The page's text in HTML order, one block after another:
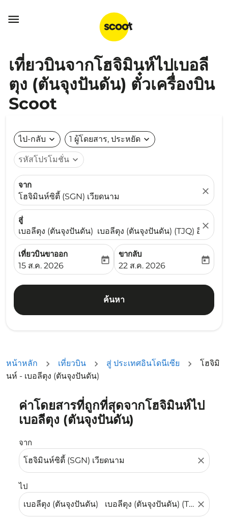

เที่ยวบินจากโฮจิมินห์ไปเบอลี
ตุง (ตันจุงปันดัน) ตั๋วเครื่องบิน
Scoot
ไป-กลับ expand_more 1 ผู้โดยสาร, ประหยัด expand_more
รหัสโปรโมชั่น expand_more
จาก
โฮจิมินห์ซิตี้ (SGN) เวียดนาม
close
สู่
เบอลีตุง (ตันจุงปันดัน) เบอลีตุง (ตันจุงปันดัน) (TJQ) อินโดนีเ
close
เที่ยวบินขาออก
fc-booking-departure-date-aria-label
15 ส.ค. 2026
today
ขากลับ
fc-booking-return-date-
22 ส.ค. 2026
today
ค้นหา
หน้าหลัก เที่ยวบิน สู่ ประเทศอินโดนีเซีย
โฮจิมิ
นห์ - เบอลีตุง (ตันจุงปันดัน)
ค่าโดยสารที่ถูกที่สุดจากโฮจิมินห์ไป
เบอลีตุง (ตันจุงปันดัน)
จาก
close
ไป
close
ลองอัปเดตเส้นทางของคุณ (ต้นทางและ/หรือปลายทาง) หรื